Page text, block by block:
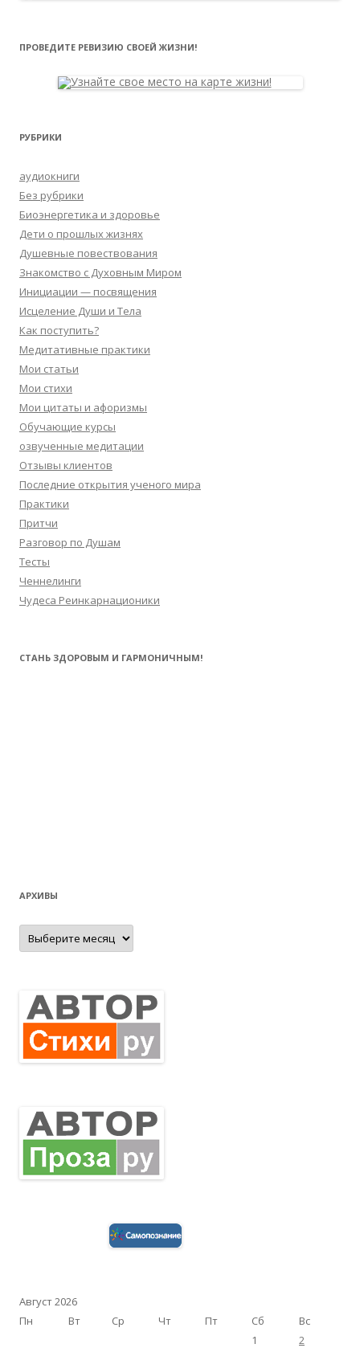
ПРОВЕДИТЕ РЕВИЗИЮ СВОЕЙ ЖИЗНИ!
РУБРИКИ
аудиокниги
Без рубрики
Биоэнергетика и здоровье
Дети о прошлых жизнях
Душевные повествования
Знакомство с Духовным Миром
Инициации — посвящения
Исцеление Души и Тела
Как поступить?
Медитативные практики
Мои статьи
Мои стихи
Мои цитаты и афоризмы
Обучающие курсы
озвученные медитации
Отзывы клиентов
Последние открытия ученого мира
Практики
Притчи
Разговор по Душам
Тесты
Ченнелинги
Чудеса Реинкарнационики
СТАНЬ ЗДОРОВЫМ И ГАРМОНИЧНЫМ!
АРХИВЫ
Архивы
Август 2026
Пн
Вт Ср Чт Пт Сб
Вс
1
2